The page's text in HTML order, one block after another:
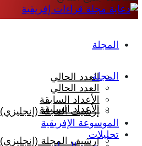
المجلة
العدد الحالي
الأعداد السابقة
إرشيف المجلة (إنجليزي)
المجلة
العدد الحالي
الأعداد السابقة
إرشيف المجلة (إنجليزي)
الموسوعة الإفريقية
تحليلات